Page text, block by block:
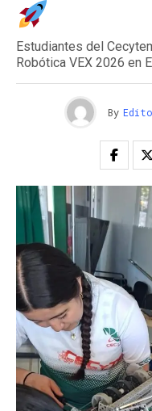
Estudiantes del
Robótica VEX 2026 en
By